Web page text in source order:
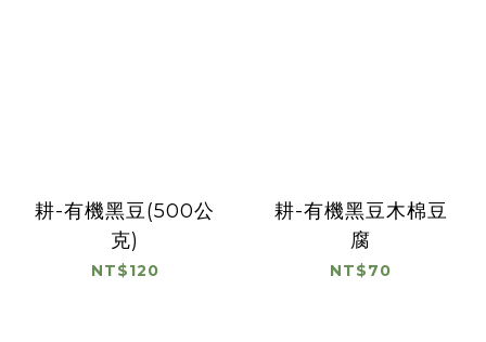
耕-有機黑豆(500公
克)
NT$120
耕-有機黑豆木棉豆
腐
NT$70